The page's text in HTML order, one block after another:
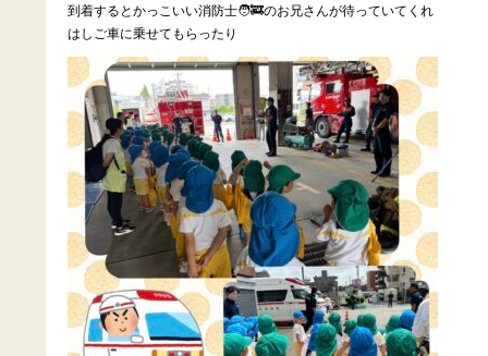
到着するとかっこいい消防士🧑‍🚒のお兄さんが待っていてくれ
はしご車に乗せてもらったり